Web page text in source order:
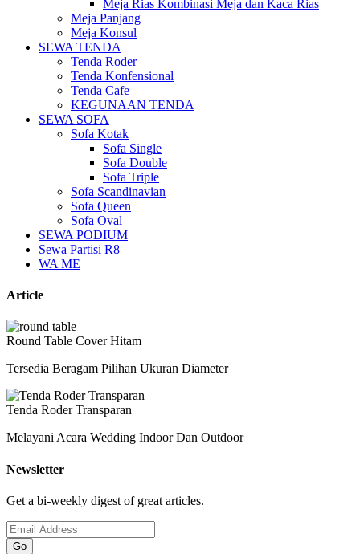
Meja Rias Kombinasi Meja dan Kaca Rias
Meja Panjang
Meja Konsul
SEWA TENDA
Tenda Roder
Tenda Konfensional
Tenda Cafe
KEGUNAAN TENDA
SEWA SOFA
Sofa Kotak
Sofa Single
Sofa Double
Sofa Triple
Sofa Scandinavian
Sofa Queen
Sofa Oval
SEWA PODIUM
Sewa Partisi R8
WA ME
Article
Round Table Cover Hitam
Tersedia Beragam Pilihan Ukuran Diameter
Tenda Roder Transparan
Melayani Acara Wedding Indoor Dan Outdoor
Newsletter
Get a bi-weekly digest of great articles.
Go